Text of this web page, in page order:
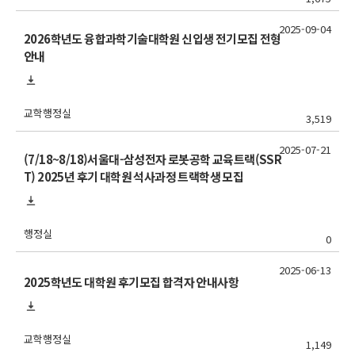
2026학년도 융합과학기술대학원 신입생 전기모집 전형
안내
교학행정실 3,519
2025-09-04
(7/18~8/18)서울대-삼성전자 로봇공학 교육트랙(SSR
T) 2025년 후기 대학원 석사과정 트랙학생 모집
행정실 0
2025-07-21
2025학년도 대학원 후기모집 합격자 안내사항
교학행정실 1,149
2025-06-13